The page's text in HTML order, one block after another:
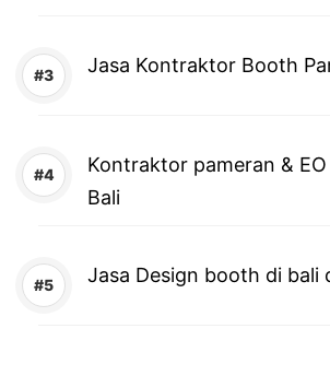
Jasa Kontraktor Booth
Kontraktor pameran &
Bali
Jasa Design booth di bali